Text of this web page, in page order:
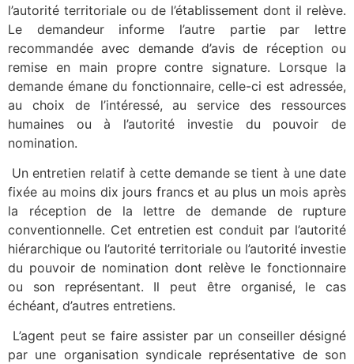
l’autorité territoriale ou de l’établissement dont il relève.
Le demandeur informe l’autre partie par lettre
recommandée avec demande d’avis de réception ou
remise en main propre contre signature. Lorsque la
demande émane du fonctionnaire, celle-ci est adressée,
au choix de l’intéressé, au service des ressources
humaines ou à l’autorité investie du pouvoir de
nomination.
Un entretien relatif à cette demande se tient à une date
fixée au moins dix jours francs et au plus un mois après
la réception de la lettre de demande de rupture
conventionnelle. Cet entretien est conduit par l’autorité
hiérarchique ou l’autorité territoriale ou l’autorité investie
du pouvoir de nomination dont relève le fonctionnaire
ou son représentant. Il peut être organisé, le cas
échéant, d’autres entretiens.
L’agent peut se faire assister par un conseiller désigné
par une organisation syndicale représentative de son